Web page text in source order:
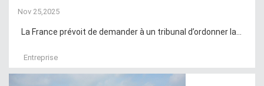
Nov 25,2025
La France prévoit de demander à un tribunal d’ordonner la...
Entreprise